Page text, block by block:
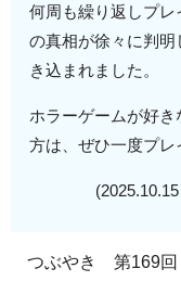
何周も繰り返しプ
の真相が徐々に判明
き込まれました。
ホラーゲームが好
方は、ぜひ一度プレ
つぶやき 第169